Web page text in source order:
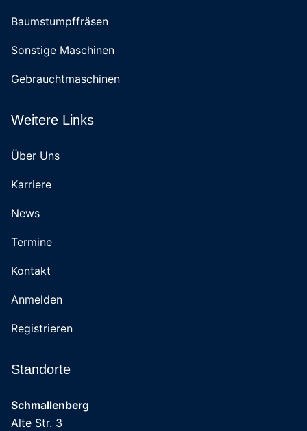
Baumstumpffräsen
Sonstige Maschinen
Gebrauchtmaschinen
Weitere Links
Über Uns
Karriere
News
Termine
Kontakt
Anmelden
Registrieren
Standorte
Schmallenberg
Alte Str. 3